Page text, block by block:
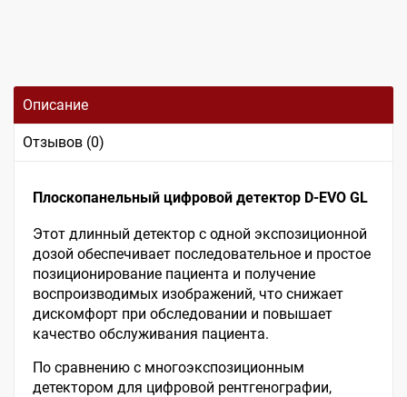
Описание
Отзывов (0)
Плоскопанельный цифровой детектор D-EVO GL
Этот длинный детектор с одной экспозиционной
дозой обеспечивает последовательное и простое
позиционирование пациента и получение
воспроизводимых изображений, что снижает
дискомфорт при обследовании и повышает
качество обслуживания пациента.
По сравнению с многоэкспозиционным
детектором для цифровой рентгенографии,